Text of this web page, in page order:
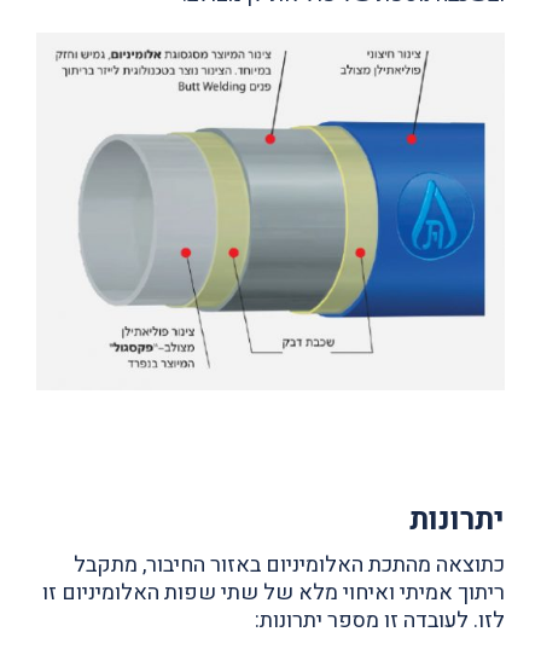
יתרונות
כתוצאה מהתכת האלומיניום באזור החיבור, מתקבל
ריתוך אמיתי ואיחוי מלא של שתי שפות האלומיניום זו
לזו. לעובדה זו מספר יתרונות: